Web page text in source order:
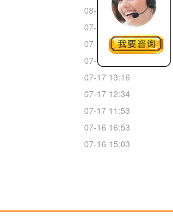
08-05 08:56
07-20 20:03
07-20 19:34
07-17 16:33
07-17 13:16
07-17 12:34
07-17 11:53
07-16 16:53
07-16 15:03